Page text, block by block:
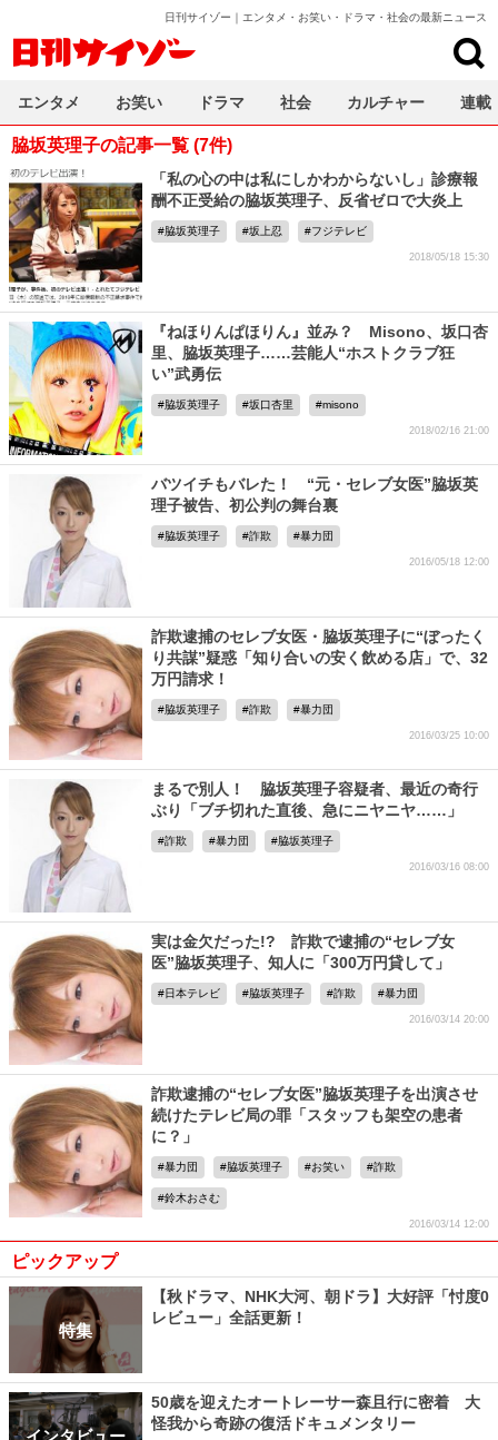
日刊サイゾー｜エンタメ・お笑い・ドラマ・社会の最新ニュース
脇坂英理子の記事一覧 (7件)
「私の心の中は私にしかわからないし」診療報
酬不正受給の脇坂英理子、反省ゼロで大炎上
脇坂英理子 坂上忍 フジテレビ
2018/05/18 15:30
『ねほりんぱほりん』並み？ Misono、坂口杏
里、脇坂英理子……芸能人“ホストクラブ狂
い”武勇伝
脇坂英理子 坂口杏里 misono
2018/02/16 21:00
バツイチもバレた！ “元・セレブ女医”脇坂英
理子被告、初公判の舞台裏
脇坂英理子 詐欺 暴力団
2016/05/18 12:00
詐欺逮捕のセレブ女医・脇坂英理子に“ぼったく
り共謀”疑惑「知り合いの安く飲める店」で、32
万円請求！
脇坂英理子 詐欺 暴力団
2016/03/25 10:00
まるで別人！ 脇坂英理子容疑者、最近の奇行
ぶり「ブチ切れた直後、急にニヤニヤ……」
詐欺 暴力団 脇坂英理子
2016/03/16 08:00
実は金欠だった!? 詐欺で逮捕の“セレブ女
医”脇坂英理子、知人に「300万円貸して」
日本テレビ 脇坂英理子 詐欺 暴力団
2016/03/14 20:00
詐欺逮捕の“セレブ女医”脇坂英理子を出演させ
続けたテレビ局の罪「スタッフも架空の患者
に？」
暴力団 脇坂英理子 お笑い 詐欺
鈴木おさむ
2016/03/14 12:00
ピックアップ
特集
【秋ドラマ、NHK大河、朝ドラ】大好評「忖度0
レビュー」全話更新！
インタビュー
50歳を迎えたオートレーサー森且行に密着 大
怪我から奇跡の復活ドキュメンタリー
エンタメ お笑い ドラマ 社会 カルチャー 連載